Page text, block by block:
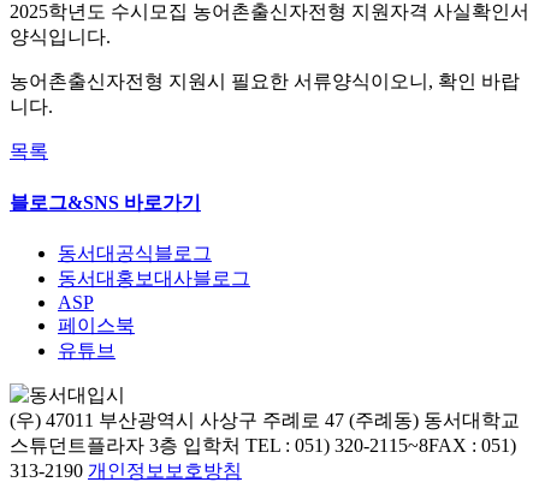
2025학년도 수시모집 농어촌출신자전형 지원자격 사실확인서
양식입니다.
농어촌출신자전형 지원시 필요한 서류양식이오니, 확인 바랍
니다.
목록
블로그&SNS 바로가기
동서대공식블로그
동서대홍보대사블로그
ASP
페이스북
유튜브
(우) 47011 부산광역시 사상구 주례로 47 (주례동) 동서대학교
스튜던트플라자 3층 입학처 TEL : 051) 320-2115~8FAX : 051)
313-2190 개인정보보호방침